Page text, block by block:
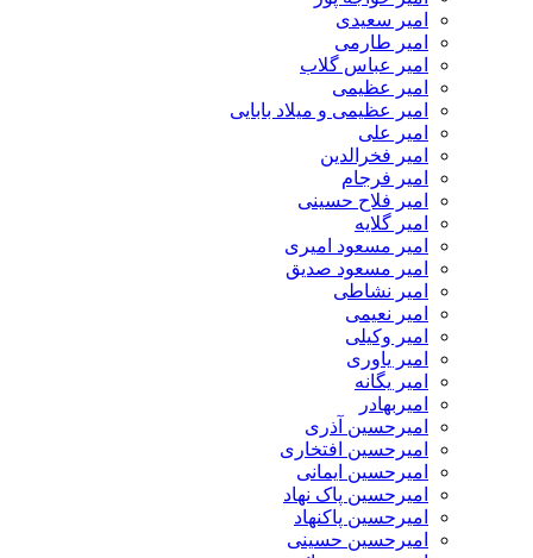
امیر سعیدی
امیر طارمی
امیر عباس گلاب
امیر عظیمی
امیر عظیمی و میلاد بابایی
امیر علی
امیر فخرالدین
امیر فرجام
امیر فلاح حسینی
امیر گلایه
امیر مسعود امیری
امیر مسعود صدیق
امیر نشاطی
امیر نعیمی
امیر وکیلی
امیر یاوری
امیر یگانه
امیربهادر
امیرحسین آذری
امیرحسین افتخاری
امیرحسین ایمانی
امیرحسین پاک نهاد
امیرحسین پاکنهاد
امیرحسین حسینی